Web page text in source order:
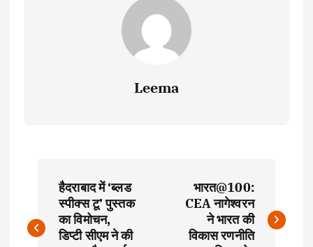
Leema
o
हैदराबाद में ‘ब्लड
स्पीक्स टू’ पुस्तक
का विमोचन,
डिप्टी सीएम ने की
भारत@100:
CEA नागेश्वरन
ने भारत की
विकास रणनीति